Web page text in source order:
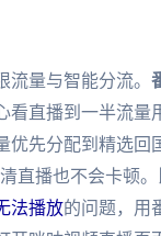
流量与智能分流。
看直播到一半流量
优先分配到精选回
直播也不会卡顿。
法播放的问题，用